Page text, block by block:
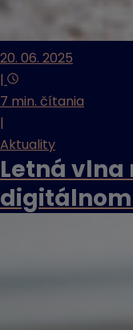
20. 06. 2025
|
7 min. čítania
|
Aktuality
Letná vlna